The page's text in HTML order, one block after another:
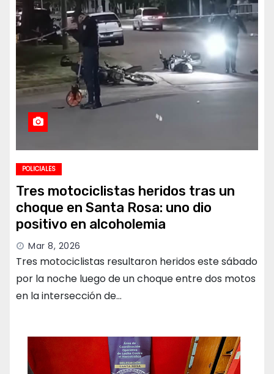
POLICIALES
Tres motociclistas heridos tras un
choque en Santa Rosa: uno dio
positivo en alcoholemia
Mar 8, 2026
Tres motociclistas resultaron heridos este sábado
por la noche luego de un choque entre dos motos
en la intersección de…